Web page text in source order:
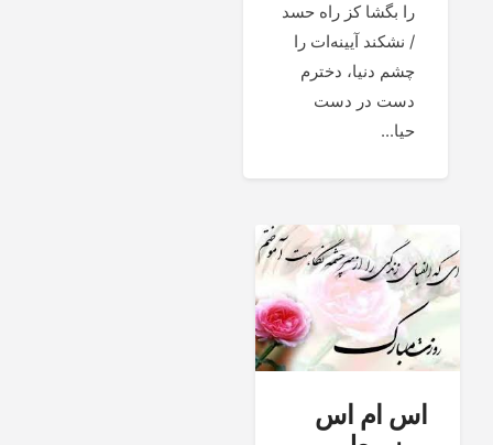
را بگشا کز راه حسد
/ نشکند آیینه‌ات را
چشم دنیا، دخترم
دست در دست
حیا...
اس ام اس